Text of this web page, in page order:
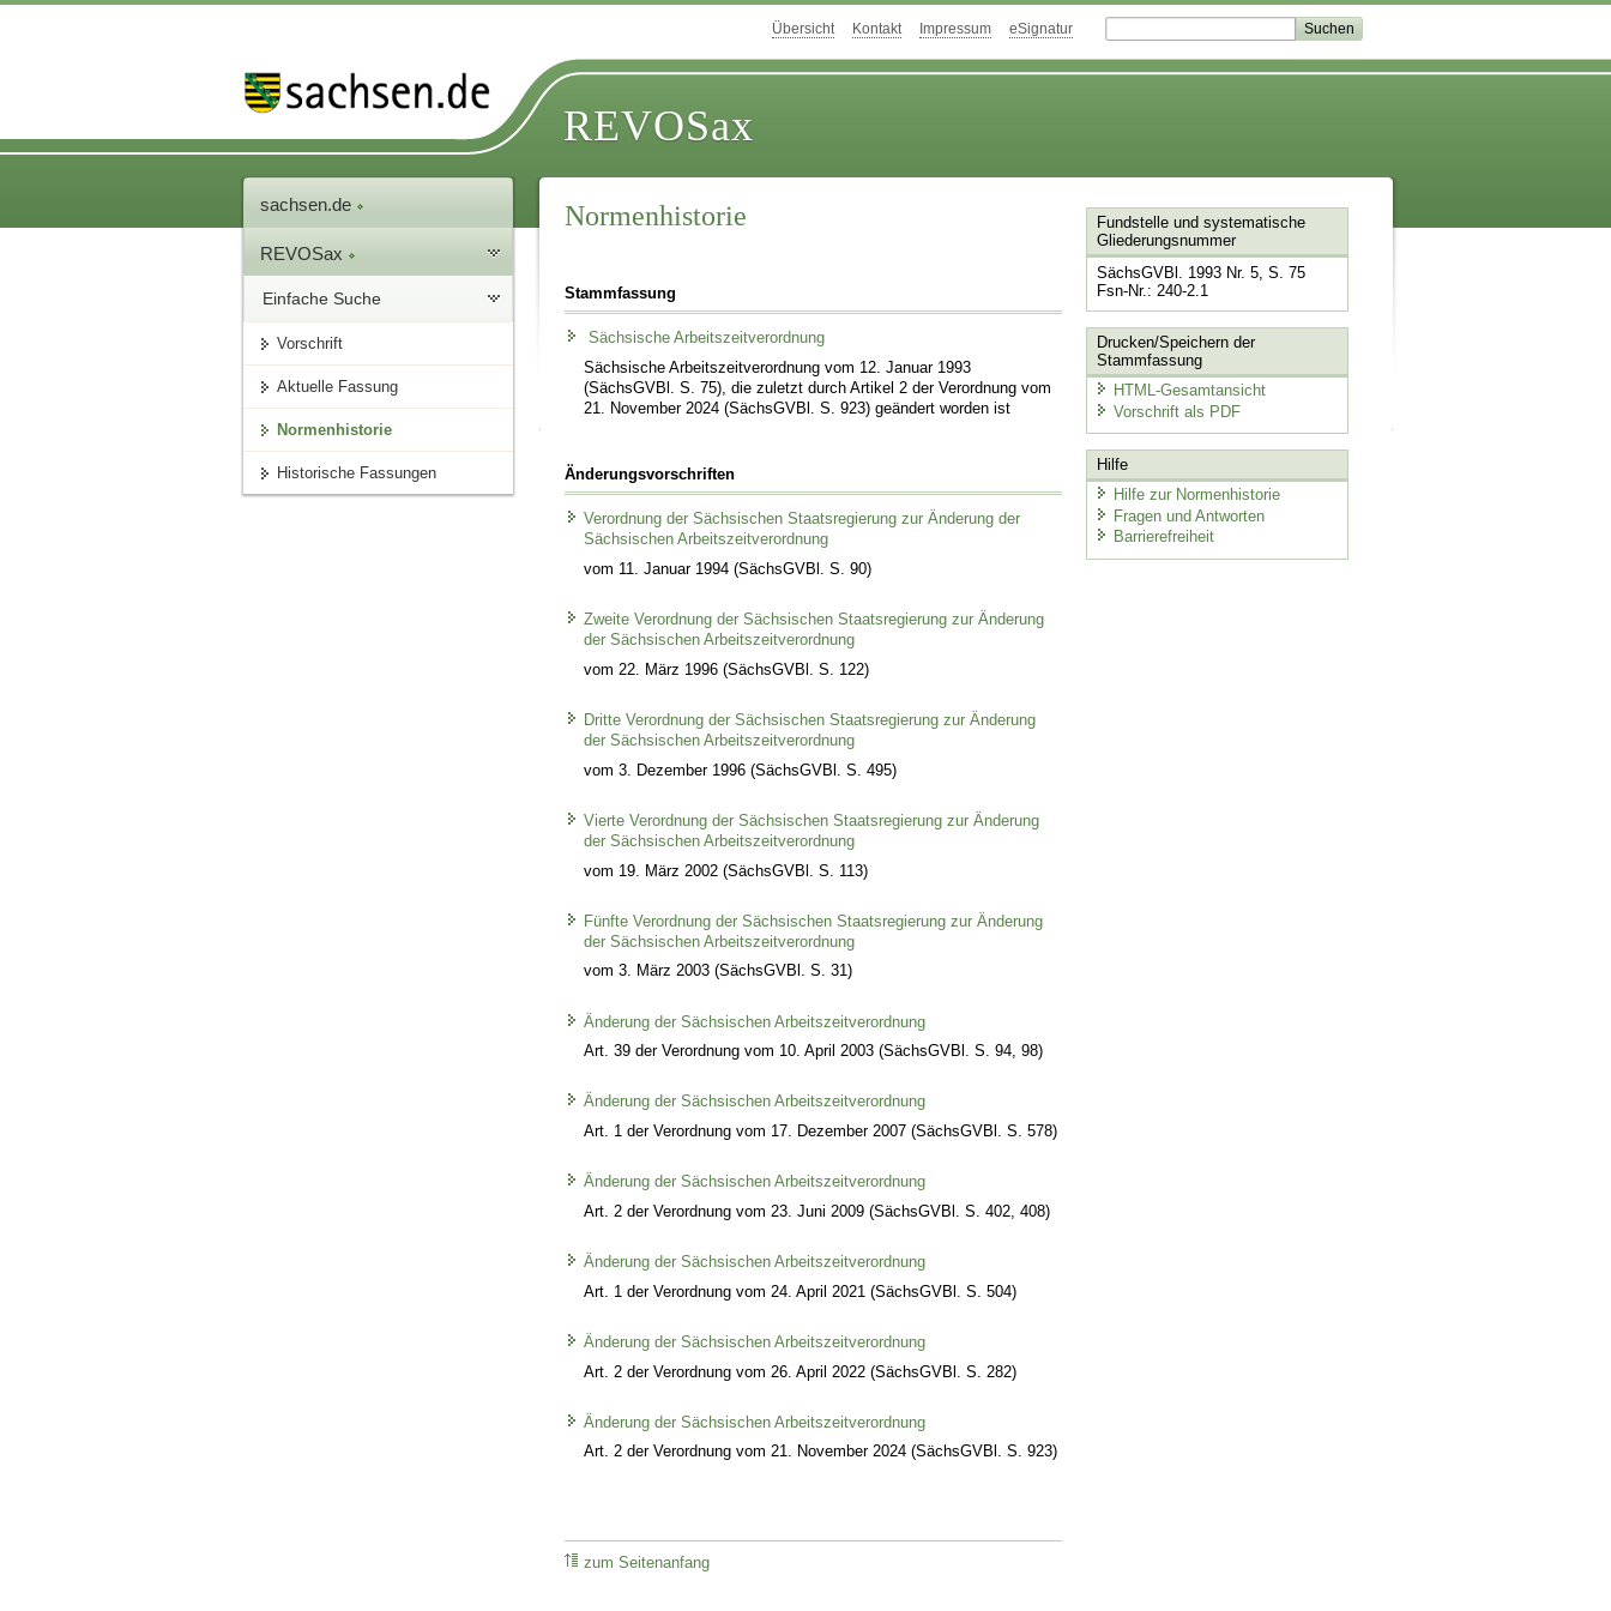
Übersicht Kontakt Impressum eSignatur
REVOSax
sachsen.de
REVOSax
Einfache Suche
Vorschrift
Aktuelle Fassung
Normenhistorie
Historische Fassungen
Normenhistorie
Stammfassung
Sächsische Arbeitszeitverordnung
Sächsische Arbeitszeitverordnung vom 12. Januar 1993
(SächsGVBl. S. 75), die zuletzt durch Artikel 2 der Verordnung vom
21. November 2024 (SächsGVBl. S. 923) geändert worden ist
Änderungsvorschriften
Verordnung der Sächsischen Staatsregierung zur Änderung der
Sächsischen Arbeitszeitverordnung
vom 11. Januar 1994 (SächsGVBl. S. 90)
Zweite Verordnung der Sächsischen Staatsregierung zur Änderung
der Sächsischen Arbeitszeitverordnung
vom 22. März 1996 (SächsGVBl. S. 122)
Dritte Verordnung der Sächsischen Staatsregierung zur Änderung
der Sächsischen Arbeitszeitverordnung
vom 3. Dezember 1996 (SächsGVBl. S. 495)
Vierte Verordnung der Sächsischen Staatsregierung zur Änderung
der Sächsischen Arbeitszeitverordnung
vom 19. März 2002 (SächsGVBl. S. 113)
Fünfte Verordnung der Sächsischen Staatsregierung zur Änderung
der Sächsischen Arbeitszeitverordnung
vom 3. März 2003 (SächsGVBl. S. 31)
Änderung der Sächsischen Arbeitszeitverordnung
Art. 39 der Verordnung vom 10. April 2003 (SächsGVBl. S. 94, 98)
Änderung der Sächsischen Arbeitszeitverordnung
Art. 1 der Verordnung vom 17. Dezember 2007 (SächsGVBl. S. 578)
Änderung der Sächsischen Arbeitszeitverordnung
Art. 2 der Verordnung vom 23. Juni 2009 (SächsGVBl. S. 402, 408)
Änderung der Sächsischen Arbeitszeitverordnung
Art. 1 der Verordnung vom 24. April 2021 (SächsGVBl. S. 504)
Änderung der Sächsischen Arbeitszeitverordnung
Art. 2 der Verordnung vom 26. April 2022 (SächsGVBl. S. 282)
Änderung der Sächsischen Arbeitszeitverordnung
Art. 2 der Verordnung vom 21. November 2024 (SächsGVBl. S. 923)
zum Seitenanfang
Fundstelle und systematische
Gliederungsnummer
SächsGVBl. 1993 Nr. 5, S. 75
Fsn-Nr.: 240-2.1
Drucken/Speichern der
Stammfassung
HTML-Gesamtansicht
Vorschrift als PDF
Hilfe
Hilfe zur Normenhistorie
Fragen und Antworten
Barrierefreiheit